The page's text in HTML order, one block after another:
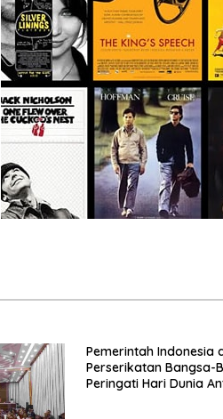
Pemerintah Indonesia
Perserikatan Bangsa-
Peringati Hari Dunia